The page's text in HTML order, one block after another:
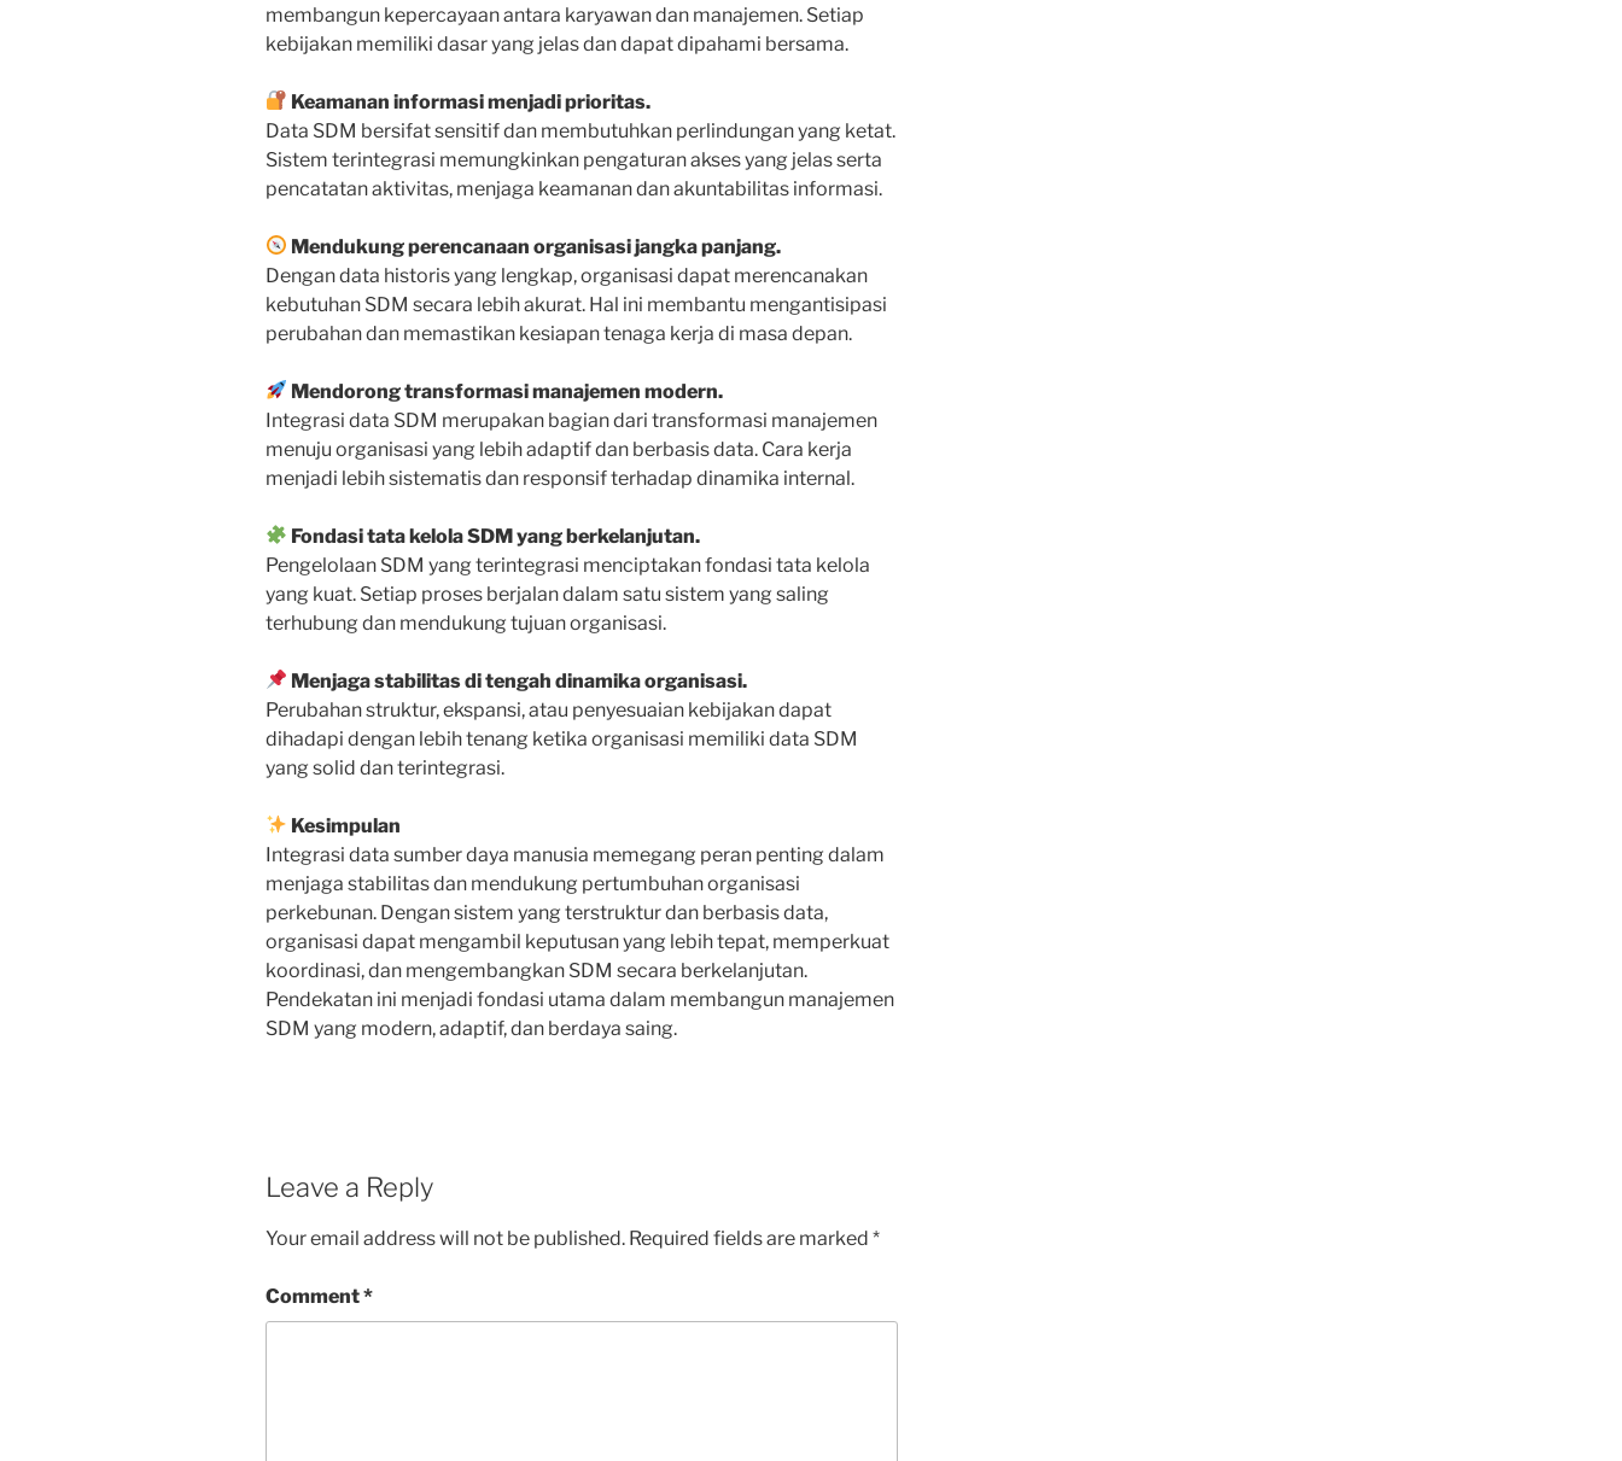
membangun kepercayaan antara karyawan dan manajemen. Setiap
kebijakan memiliki dasar yang jelas dan dapat dipahami bersama.
Keamanan informasi menjadi prioritas.
Data SDM bersifat sensitif dan membutuhkan perlindungan yang ketat.
Sistem terintegrasi memungkinkan pengaturan akses yang jelas serta
pencatatan aktivitas, menjaga keamanan dan akuntabilitas informasi.
Mendukung perencanaan organisasi jangka panjang.
Dengan data historis yang lengkap, organisasi dapat merencanakan
kebutuhan SDM secara lebih akurat. Hal ini membantu mengantisipasi
perubahan dan memastikan kesiapan tenaga kerja di masa depan.
Mendorong transformasi manajemen modern.
Integrasi data SDM merupakan bagian dari transformasi manajemen
menuju organisasi yang lebih adaptif dan berbasis data. Cara kerja
menjadi lebih sistematis dan responsif terhadap dinamika internal.
Fondasi tata kelola SDM yang berkelanjutan.
Pengelolaan SDM yang terintegrasi menciptakan fondasi tata kelola
yang kuat. Setiap proses berjalan dalam satu sistem yang saling
terhubung dan mendukung tujuan organisasi.
Menjaga stabilitas di tengah dinamika organisasi.
Perubahan struktur, ekspansi, atau penyesuaian kebijakan dapat
dihadapi dengan lebih tenang ketika organisasi memiliki data SDM
yang solid dan terintegrasi.
Kesimpulan
Integrasi data sumber daya manusia memegang peran penting dalam
menjaga stabilitas dan mendukung pertumbuhan organisasi
perkebunan. Dengan sistem yang terstruktur dan berbasis data,
organisasi dapat mengambil keputusan yang lebih tepat, memperkuat
koordinasi, dan mengembangkan SDM secara berkelanjutan.
Pendekatan ini menjadi fondasi utama dalam membangun manajemen
SDM yang modern, adaptif, dan berdaya saing.
Leave a Reply
Your email address will not be published. Required fields are marked *
Comment*